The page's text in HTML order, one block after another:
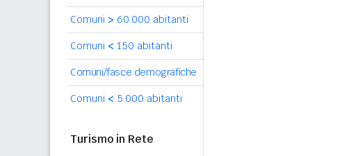
Comuni > 60.000 abitanti
Comuni < 150 abitanti
Comuni/fasce demografiche
Comuni < 5.000 abitanti
Turismo in Rete